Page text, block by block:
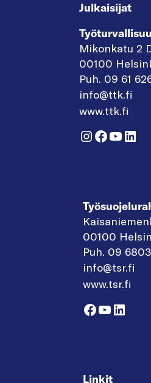
Julkaisijat
Mikonkatu 2
00100
Puh. 09 61
info@ttk.fi
www.ttk.fi
Instagram
Facebook
00100
Puh. 09
info@tsr.fi
www.tsr.fi
Facebook
YouTube
Linkit